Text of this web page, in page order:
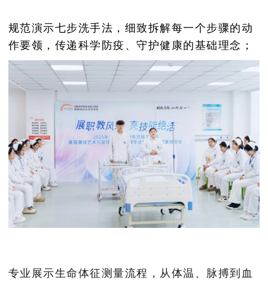
规范演示七步洗手法，细致拆解每一个步骤的动
作要领，传递科学防疫、守护健康的基础理念；
专业展示生命体征测量流程，从体温、脉搏到血